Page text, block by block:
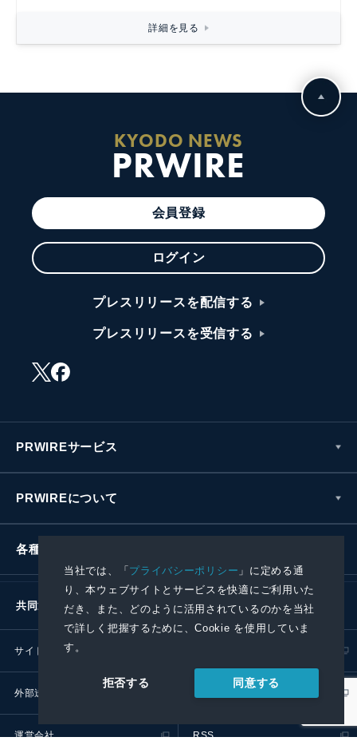
当社では、「プライバシーポリシー 」に定める通
り、本ウェブサイトとサービスを快適にご利用いた
だき、また、どのように活用されているのかを当社
で詳しく把握するために、Cookie を使用していま
す。
拒否する 同意する
詳細を見る
KYODO NEWS
PRWIRE
会員登録
ログイン
プレスリリースを配信する
プレスリリースを受信する
PRWIREサービス
PRWIREについて
各種お問い合わせ
共同通信社グループ
サイトポリシー
外部送信ポリシー プレスリリース取扱基準
運営会社 RSS